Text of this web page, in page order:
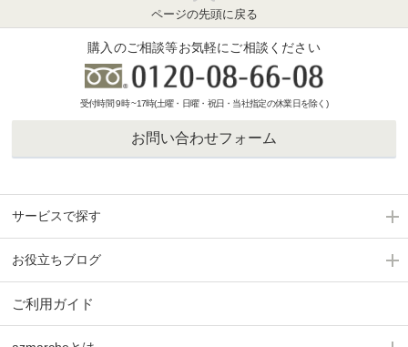
ページの先頭に戻る
購入のご相談等お気軽にご相談ください
受付時間 9時 ~17時(土曜・日曜・祝日・当社指定の休業日を除く)
お問い合わせフォーム
サービスで探す
お役立ちブログ
ご利用ガイド